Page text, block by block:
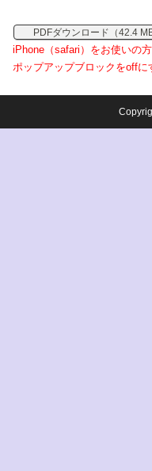
PDFダウンロード（42.4 MB
iPhone（safari）をお使いの
ポップアップブロックをoffに